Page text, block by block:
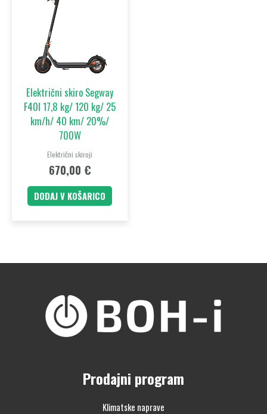
Električni skiro Segway
F40I 17,8 kg/ 120 kg/ 25
km/h/ 40 km/ 20%/
700W
Električni skiroji
670,00 €
DODAJ V KOŠARICO
Prodajni program
Klimatske naprave